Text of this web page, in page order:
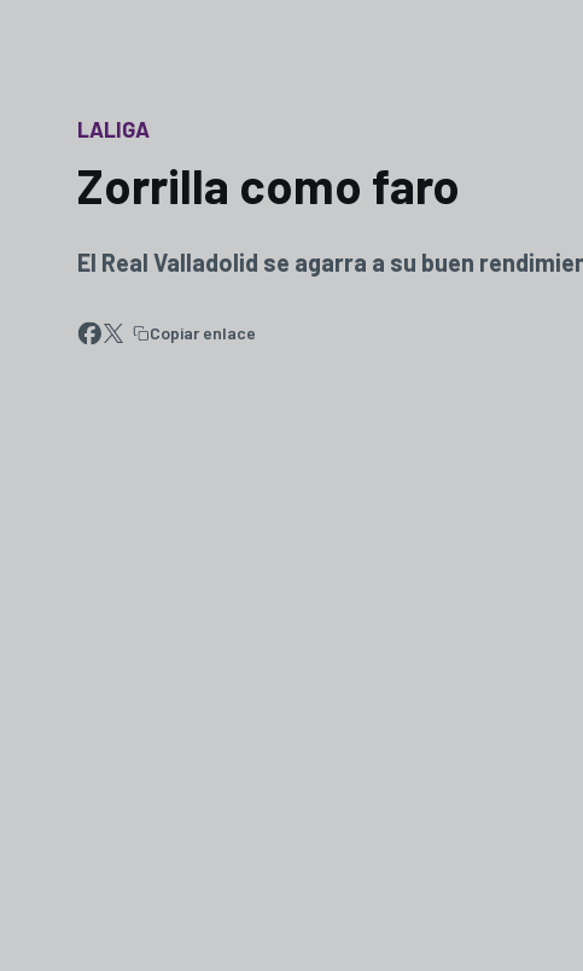
LALIGA
Zorrilla como faro
El Real Valladolid se agarra a su buen
Copiar enlace